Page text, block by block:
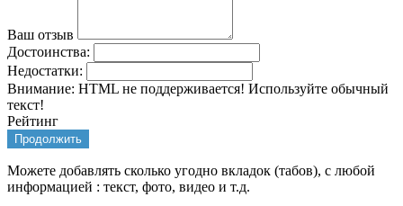
Ваш отзыв
Достоинства:
Недостатки:
Внимание: HTML не поддерживается! Используйте обычный
текст!
Рейтинг
Продолжить
Можете добавлять сколько угодно вкладок (табов), с любой
информацией : текст, фото, видео и т.д.